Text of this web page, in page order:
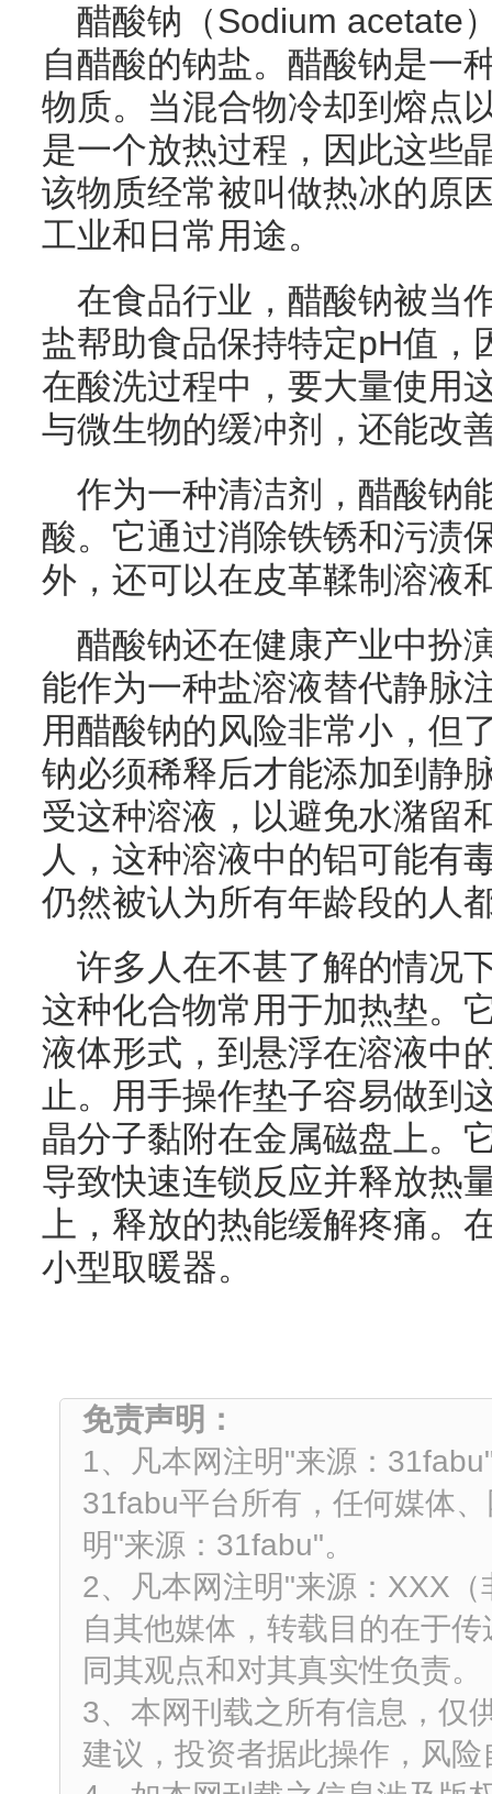
醋酸钠 （Sodium acetate
自醋酸的钠盐。醋酸钠是一
物质。当混合物冷却到熔点
是一个放热过程，因此这些
该物质经常被叫做热冰的原
工业和日常用途。
在食品行业，醋酸钠被当
盐帮助食品保持特定pH值，
在酸洗过程中，要大量使用
与微生物的缓冲剂，还能改
作为一种清洁剂，醋酸钠
酸。它通过消除铁锈和污渍
外，还可以在皮革鞣制溶液
醋酸钠还在健康产业中扮
能作为一种盐溶液替代静脉
用醋酸钠的风险非常小，但
钠必须稀释后才能添加到静
受这种溶液，以避免水潴留
人，这种溶液中的铝可能有
仍然被认为所有年龄段的人
许多人在不甚了解的情况
这种化合物常用于加热垫。
液体形式，到悬浮在溶液中
止。用手操作垫子容易做到
晶分子黏附在金属磁盘上。
导致快速连锁反应并释放热
上，释放的热能缓解疼痛。
小型取暖器。
免责声明：
1、凡本网注明"来源：
31fabu平台所有，任何媒体
明"来源：31fabu"。
2、凡本网注明"来源：XXX
自其他媒体，转载目的在于
同其观点和对其真实性负责。
3、本网刊载之所有信息，仅
建议，投资者据此操作，风险